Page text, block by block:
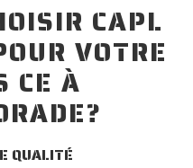
CAPL
VOTRE
CE À
QUALITÉ